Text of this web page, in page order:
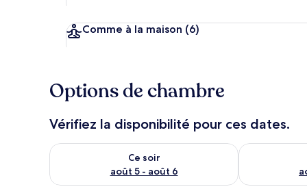
Comme à la maison (6)
Options de chambre
Vérifiez la disponibilité pour ces dates.
Ce soir
août 5 - août 6
Vérifier la disponibilité pour ce soir août 5 - août 6
Vérifier la